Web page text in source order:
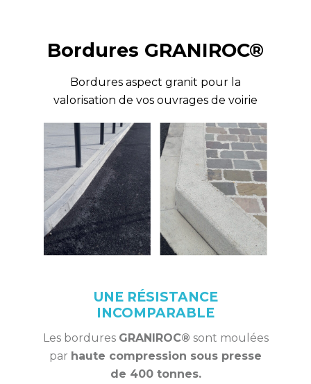
Bordures GRANIROC®
Bordures aspect granit pour la
valorisation de vos ouvrages de voirie
UNE RÉSISTANCE
INCOMPARABLE
Les bordures GRANIROC® sont moulées
par haute compression sous presse
de 400 tonnes.